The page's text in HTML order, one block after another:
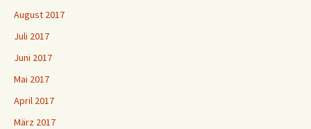
August 2017
Juli 2017
Juni 2017
Mai 2017
April 2017
März 2017